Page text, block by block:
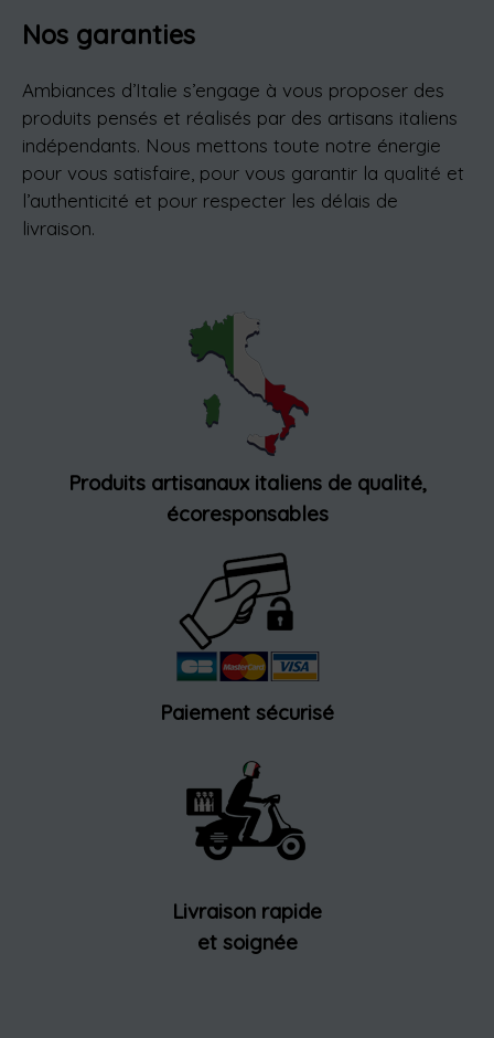
Nos garanties
Ambiances d’Italie s’engage à vous proposer des
produits pensés et réalisés par des artisans italiens
indépendants. Nous mettons toute notre énergie
pour vous satisfaire, pour vous garantir la qualité et
l’authenticité et pour respecter les délais de
livraison.
Produits artisanaux italiens de qualité,
écoresponsables
Paiement sécurisé
Livraison rapide
et soignée